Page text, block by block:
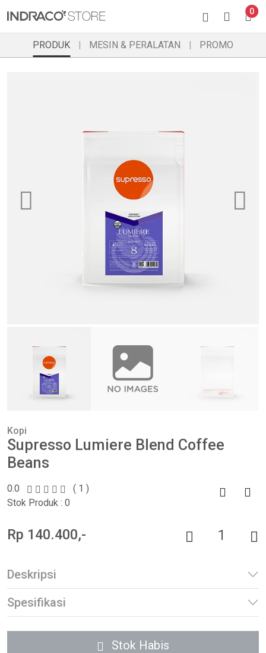
0
PRODUK MESIN & PERALATAN PROMO
Previous
Kopi
Supresso Lumiere Blend Coffee
Beans
0.0
( 1 )
Stok Produk : 0
Rp 140.400,-
Deskripsi
Spesifikasi
Stok Habis